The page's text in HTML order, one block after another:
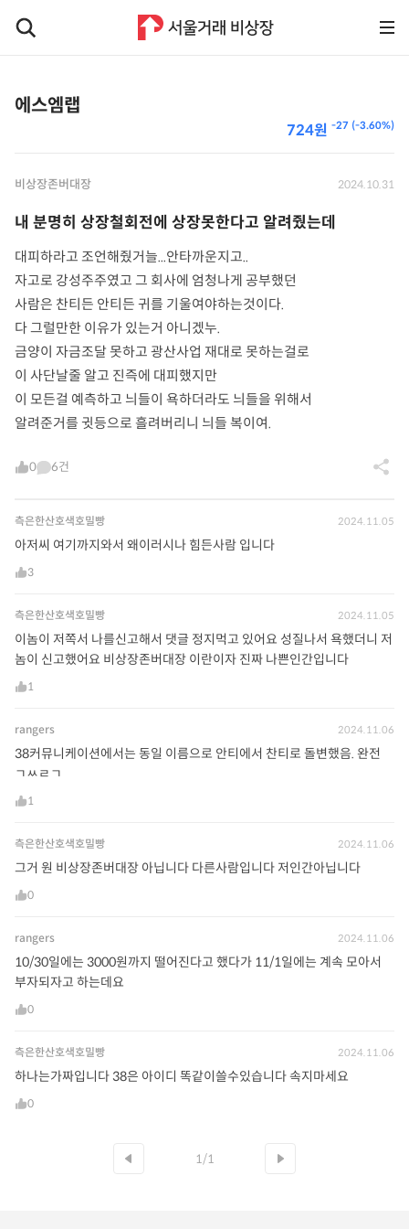
에스엠랩
-27 (-3.60%)
724원
비상장존버대장 2024.10.31
내 분명히 상장철회전에 상장못한다고 알려줬는데
대피하라고 조언해줬거늘...안타까운지고..
자고로 강성주주였고 그 회사에 엄청나게 공부했던
사람은 찬티든 안티든 귀를 기울여야하는것이다.
다 그럴만한 이유가 있는거 아니겠누.
금양이 자금조달 못하고 광산사업 재대로 못하는걸로
이 사단날줄 알고 진즉에 대피했지만
이 모든걸 예측하고 늬들이 욕하더라도 늬들을 위해서
알려준거를 귓등으로 흘려버리니 늬들 복이여.
0 6건
측은한산호색호밀빵 2024.11.05
아저씨 여기까지와서 왜이러시나 힘든사람 입니다
3
측은한산호색호밀빵 2024.11.05
이놈이 저쪽서 나를신고해서 댓글 정지먹고 있어요 성질나서 욕했더니 저
놈이 신고했어요 비상장존버대장 이란이자 진짜 나쁜인간입니다
1
rangers 2024.11.06
38커뮤니케이션에서는 동일 이름으로 안티에서 찬티로 돌변했음. 완전
ㄱㅆㄹㄱ
1
측은한산호색호밀빵 2024.11.06
그거 원 비상장존버대장 아닙니다 다른사람입니다 저인간아닙니다
0
rangers 2024.11.06
10/30일에는 3000원까지 떨어진다고 했다가 11/1일에는 계속 모아서
부자되자고 하는데요
0
측은한산호색호밀빵 2024.11.06
하나는가짜입니다 38은 아이디 똑같이쓸수있습니다 속지마세요
0
1/1